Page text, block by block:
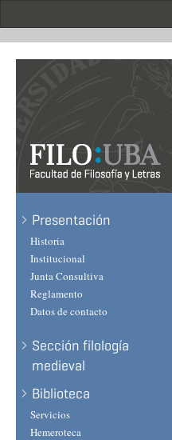
Presentación
Historia
Institucional
Junta Consultiva
Reglamento
Datos de contacto
Sección filología
medieval
Biblioteca
Servicios
Hemeroteca